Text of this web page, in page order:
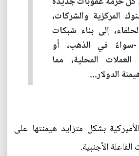
المركزية والشركات،
إلى بناء شبكات
-سواءً في الذهب، أو
العملات المحلية، مما
الدولار...
بشكل متزايد هيمنتها على
الفاعلة الأجنبية.